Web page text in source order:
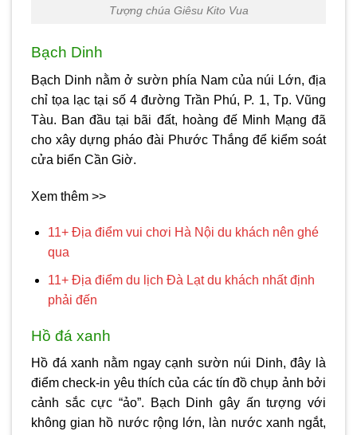
Tượng chúa Giêsu Kito Vua
Bạch Dinh
Bạch Dinh nằm ở sườn phía Nam của núi Lớn, địa
chỉ tọa lạc tại số 4 đường Trần Phú, P. 1, Tp. Vũng
Tàu. Ban đầu tại bãi đất, hoàng đế Minh Mạng đã
cho xây dựng pháo đài Phước Thắng để kiểm soát
cửa biển Cần Giờ.
Xem thêm >>
11+ Địa điểm vui chơi Hà Nội du khách nên ghé
qua
11+ Địa điểm du lịch Đà Lạt du khách nhất định
phải đến
Hồ đá xanh
Hồ đá xanh nằm ngay cạnh sườn núi Dinh, đây là
điểm check-in yêu thích của các tín đồ chụp ảnh bởi
cảnh sắc cực “ảo”. Bạch Dinh gây ấn tượng với
không gian hồ nước rộng lớn, làn nước xanh ngắt,